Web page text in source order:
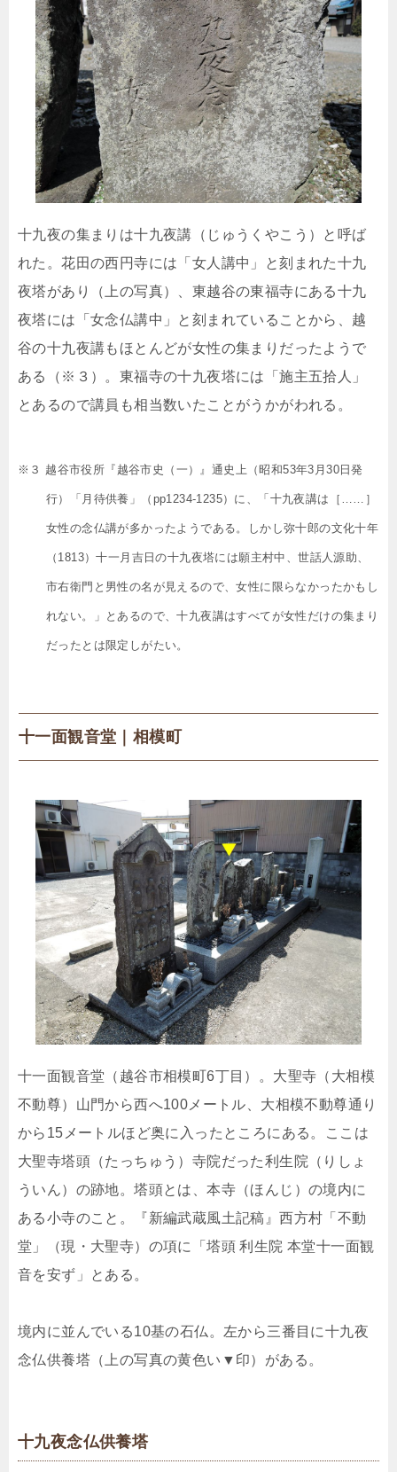
十九夜の集まりは十九夜講（じゅうくやこう）と呼ば
れた。花田の西円寺には「女人講中」と刻まれた十九
夜塔があり（上の写真）、東越谷の東福寺にある十九
夜塔には「女念仏講中」と刻まれていることから、越
谷の十九夜講もほとんどが女性の集まりだったようで
ある（※３）。東福寺の十九夜塔には「施主五拾人」
とあるので講員も相当数いたことがうかがわれる。
※３ 越谷市役所『越谷市史（一）』通史上（昭和53年3月30日発
行）「月待供養」（pp1234-1235）に、「十九夜講は［……］
女性の念仏講が多かったようである。しかし弥十郎の文化十年
（1813）十一月吉日の十九夜塔には願主村中、世話人源助、
市右衛門と男性の名が見えるので、女性に限らなかったかもし
れない。」とあるので、十九夜講はすべてが女性だけの集まり
だったとは限定しがたい。
十一面観音堂｜相模町
十一面観音堂（越谷市相模町6丁目）。大聖寺（大相模
不動尊）山門から西へ100メートル、大相模不動尊通り
から15メートルほど奥に入ったところにある。ここは
大聖寺塔頭（たっちゅう）寺院だった利生院（りしょ
ういん）の跡地。塔頭とは、本寺（ほんじ）の境内に
ある小寺のこと。『新編武蔵風土記稿』西方村「不動
堂」（現・大聖寺）の項に「塔頭 利生院 本堂十一面観
音を安ず」とある。
境内に並んでいる10基の石仏。左から三番目に十九夜
念仏供養塔（上の写真の黄色い▼印）がある。
十九夜念仏供養塔